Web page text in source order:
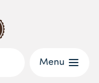
Menu